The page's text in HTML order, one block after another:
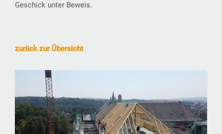
Geschick unter Beweis.
zurück zur Übersicht